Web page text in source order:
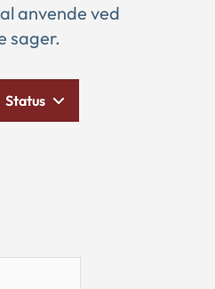
anvende ved
sager.
Status